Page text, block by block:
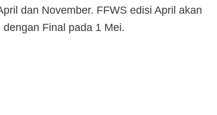
dan November. FFWS edisi April akan
Final pada 1 Mei.